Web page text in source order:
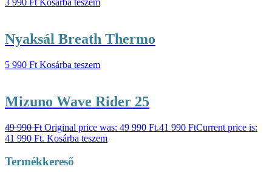
3 990 Ft Kosárba teszem
Nyaksál Breath Thermo
5 990 Ft Kosárba teszem
Mizuno Wave Rider 25
49 990Ft Original price was: 49 990 Ft.41 990 FtCurrent price is:
41 990 Ft. Kosárba teszem
Termékkereső